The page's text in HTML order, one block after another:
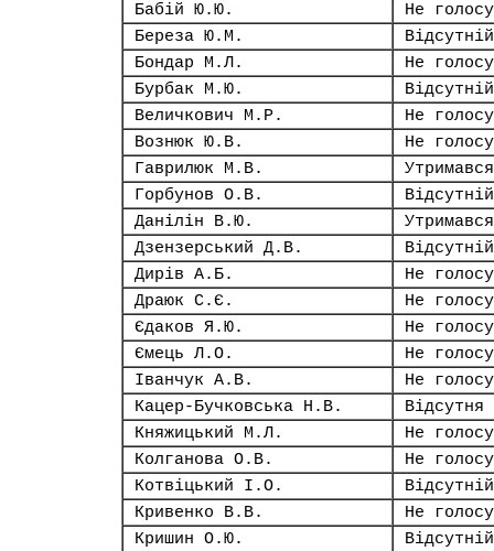
Бабій Ю.Ю.
Не
Береза Ю.М.
Відсутній
Бондар М.Л.
Не
Бурбак М.Ю.
Відсутній
Величкович М.Р.
Не
Вознюк Ю.В.
Не
Гаврилюк М.В.
Утримався
Горбунов О.В.
Відсутній
Данілін В.Ю.
Утримався
Дзензерський Д.В.
Відсутній
Дирів А.Б.
Не
Драюк С.Є.
Не
Єдаков Я.Ю.
Не
Ємець Л.О.
Не
Іванчук А.В.
Не
Кацер-Бучковська Н.В.
Відсутня
Княжицький М.Л.
Не
Колганова О.В.
Не
Котвіцький І.О.
Відсутній
Кривенко В.В.
Не
Кришин О.Ю.
Відсутній